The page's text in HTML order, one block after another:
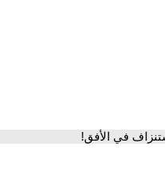
في الأفق!